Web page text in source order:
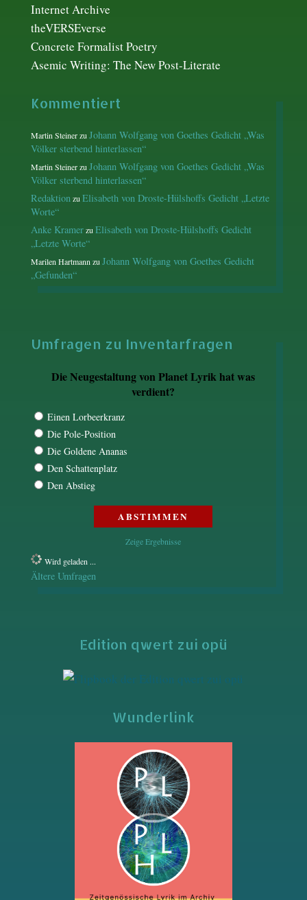
Internet Archive
theVERSEverse
Concrete Formalist Poetry
Asemic Writing: The New Post-Literate
Kommentiert
Martin SteinerzuJohann Wolfgang von Goethes Gedicht „Was
Völker sterbend hinterlassen“
Martin SteinerzuJohann Wolfgang von Goethes Gedicht „Was
Völker sterbend hinterlassen“
RedaktionzuElisabeth von Droste-Hülshoffs Gedicht „Letzte
Worte“
Anke KramerzuElisabeth von Droste-Hülshoffs Gedicht
„Letzte Worte“
Marilen HartmannzuJohann Wolfgang von Goethes Gedicht
„Gefunden“
Umfragen zu Inventarfragen
Die Neugestaltung von Planet Lyrik hat was
verdient?
Einen Lorbeerkranz
Die Pole-Position
Die Goldene Ananas
Den Schattenplatz
Den Abstieg
Zeige Ergebnisse
Wird geladen ...
Ältere Umfragen
Edition qwert zui opü
Wunderlink